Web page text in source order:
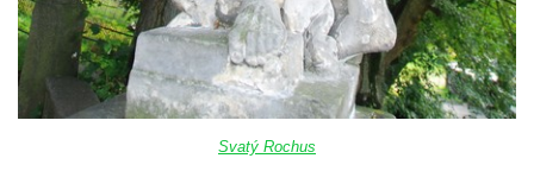
Svatý Rochus